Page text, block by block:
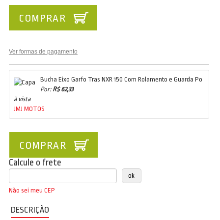
Ver formas de pagamento
Bucha Eixo Garfo Tras NXR 150 Com Rolamento e Guarda Po
Por: R$ 62,33
à vista
COMPRAR
JMJ MOTOS
COMPRAR
Calcule o frete
Não sei meu CEP
DESCRIÇÃO